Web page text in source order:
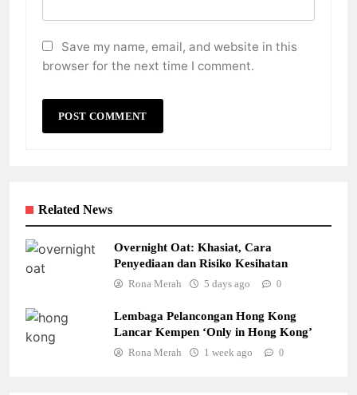
Save my name, email, and website in this
browser for the next time I comment.
Related News
Overnight Oat: Khasiat, Cara
Penyediaan dan Risiko Kesihatan
Rona Merah 5 days ago 0
Lembaga Pelancongan Hong Kong
Lancar Kempen ‘Only in Hong Kong’
Rona Merah 1 week ago 0